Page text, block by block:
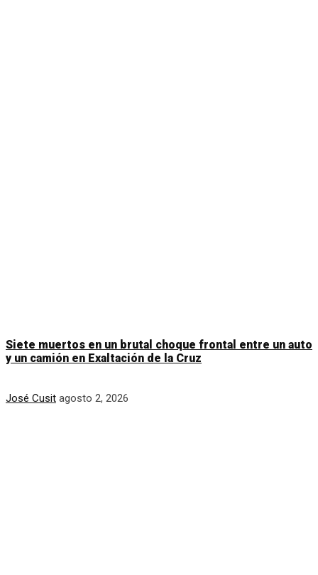
Siete muertos en un brutal choque frontal entre un auto
y un camión en Exaltación de la Cruz
José Cusit agosto 2, 2026